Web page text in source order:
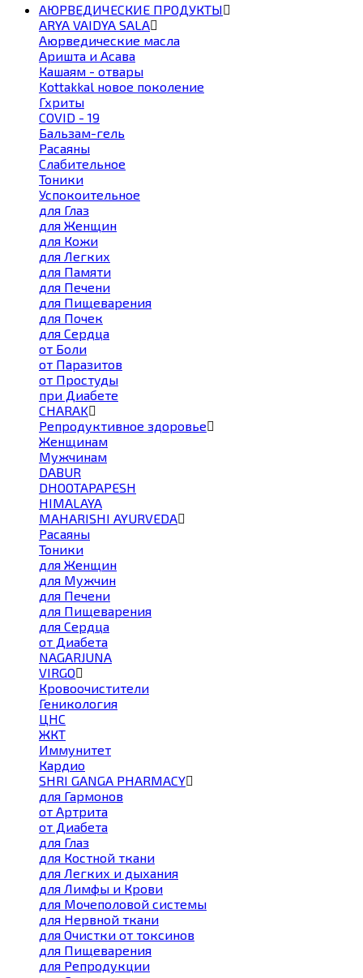
АЮРВЕДИЧЕСКИЕ ПРОДУКТЫ
ARYA VAIDYA SALA
Аюрведические масла
Аришта и Асава
Кашаям - отвары
Kottakkal новое поколение
Гхриты
COVID - 19
Бальзам-гель
Расаяны
Слабительное
Тоники
Успокоительное
для Глаз
для Женщин
для Кожи
для Легких
для Памяти
для Печени
для Пищеварения
для Почек
для Сердца
от Боли
от Паразитов
от Простуды
при Диабете
CHARAK
Репродуктивное здоровье
Женщинам
Мужчинам
DABUR
DHOOTAPAPESH
HIMALAYA
MAHARISHI AYURVEDA
Расаяны
Тоники
для Женщин
для Мужчин
для Печени
для Пищеварения
для Сердца
от Диабета
NAGARJUNA
VIRGO
Кровоочистители
Геникология
ЦНС
ЖКТ
Иммунитет
Кардио
SHRI GANGA PHARMACY
для Гармонов
от Артрита
от Диабета
для Глаз
для Костной ткани
для Легких и дыхания
для Лимфы и Крови
для Мочеполовой системы
для Нервной ткани
для Очистки от токсинов
для Пищеварения
для Репродукции